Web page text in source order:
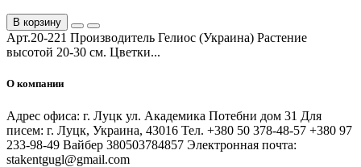
В корзину
Арт.20-221 Производитель Гелиос (Украина) Растение
высотой 20-30 см. Цветки...
О компании
Адрес офиса: г. Луцк ул. Академика Потебни дом 31 Для
писем: г. Луцк, Украина, 43016 Тел. +380 50 378-48-57 +380 97
233-98-49 Вайбер 380503784857 Электронная почта:
stakentgugl@gmail.com